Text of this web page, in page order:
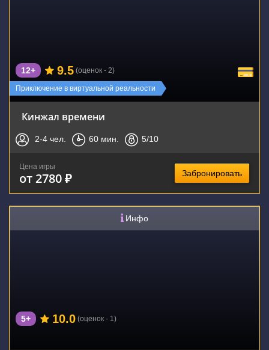
Приключение в виртуальной реальности
12+ 9.5 (оценок - 2)
Кинжал времени
2-4 чел. 60 мин. 5/10
Цена игры
от 2780 ₽ Забронировать
Инфо
5+ 10.0 (оценок - 1)